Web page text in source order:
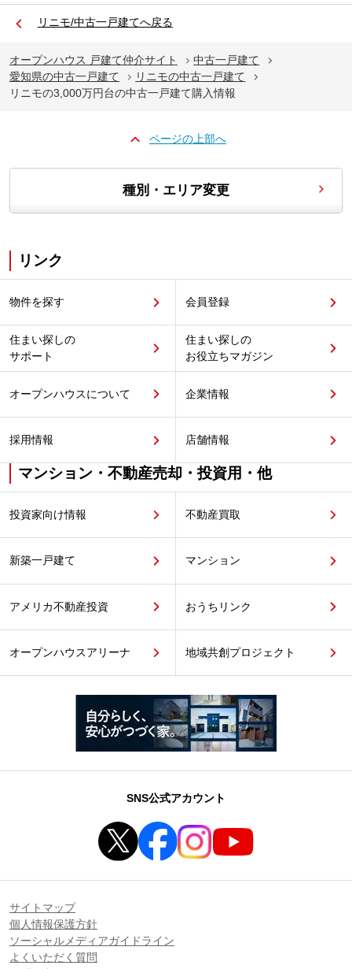
リニモ/中古一戸建てへ戻る
オープンハウス 戸建て仲介サイト
中古一戸建て
愛知県の中古一戸建て
リニモの中古一戸建て
リニモの3,000万円台の中古一戸建て購入情報
ページの上部へ
種別・エリア変更
リンク
物件を探す 会員登録
住まい探しの
サポート
住まい探しの
お役立ちマガジン
オープンハウスについて 企業情報
採用情報 店舗情報
マンション・不動産売却・投資用・他
投資家向け情報 不動産買取
新築一戸建て マンション
アメリカ不動産投資 おうちリンク
オープンハウスアリーナ 地域共創プロジェクト
SNS公式アカウント
サイトマップ
個人情報保護方針
ソーシャルメディアガイドライン
よくいただく質問